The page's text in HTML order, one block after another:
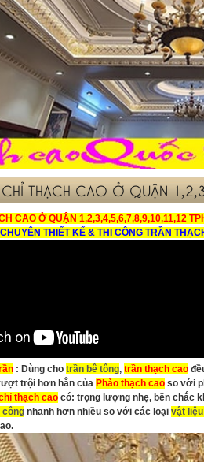
CHỈ THẠCH CAO Ở QUẬN
CAO Ở QUẬN 1,2,3,4,5,6,7,8,9,10,11,12
THIẾT KẾ & THI CÔNG TRẦN
: Dùng cho trần bê tông, trần thạch cao
trội hơn hẳn của Phào thạch cao so với
thạch cao có: trọng lượng nhẹ, bền chắc
công nhanh hơn nhiều so với các loại vật